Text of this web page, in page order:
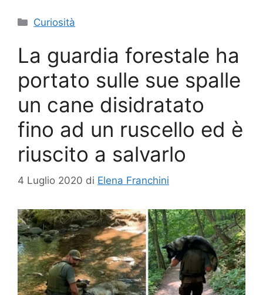
Categorie
Curiosità
La guardia forestale ha
portato sulle sue spalle
un cane disidratato
fino ad un ruscello ed è
riuscito a salvarlo
4 Luglio 2020 di Elena Franchini